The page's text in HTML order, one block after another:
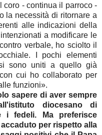
- continua il parroco -
la necessità di ritornare a
alle indicazioni della
a modificare le
verbale, ho sciolto il
I pochi elementi
sono uniti a quello già
cui ho collaborato per
funzioni».
sapere di aver sempre
diocesano di
i fedeli. Ma preferisce
per rispetto alla